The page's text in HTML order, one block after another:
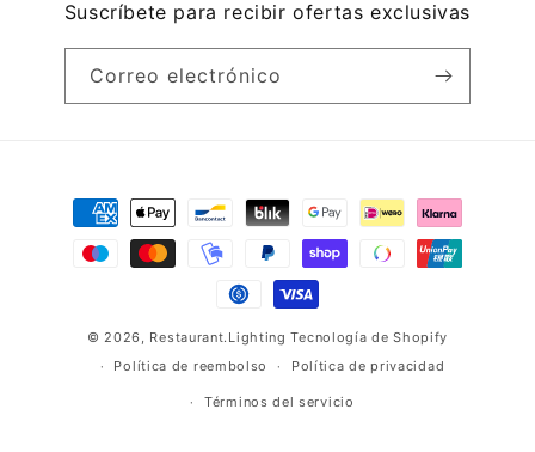
Suscríbete para recibir ofertas exclusivas
Correo electrónico
Formas
pago
© 2026, Restaurant.Lighting Tecnología de Shopify
Política de reembolso
Política de privacidad
Términos del servicio